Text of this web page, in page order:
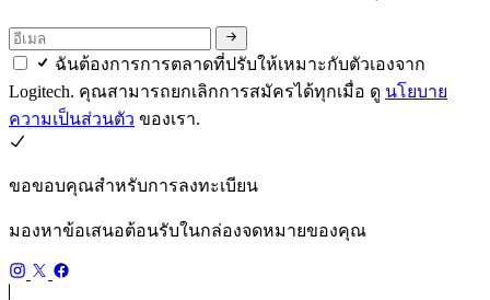
ฉันต้องการการตลาดที่ปรับให้เหมาะกับตัวเองจาก
Logitech. คุณสามารถยกเลิกการสมัครได้ทุกเมื่อ ดู นโยบาย
ความเป็นส่วนตัว ของเรา.
ขอขอบคุณสำหรับการลงทะเบียน
มองหาข้อเสนอต้อนรับในกล่องจดหมายของคุณ